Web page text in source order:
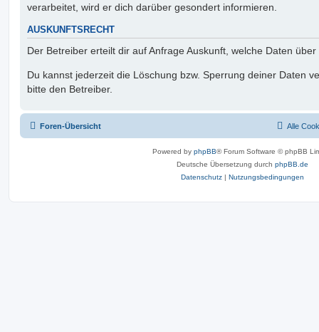
verarbeitet, wird er dich darüber gesondert informieren.
AUSKUNFTSRECHT
Der Betreiber erteilt dir auf Anfrage Auskunft, welche Daten
Du kannst jederzeit die Löschung bzw. Sperrung deiner Daten
bitte den Betreiber.
Foren-Übersicht Alle
Powered by phpBB® Forum Software © phpBB
Deutsche Übersetzung durch phpBB.de
Datenschutz
Nutzungsbedingungen